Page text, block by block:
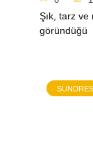
Şık, tarz
göründüğü